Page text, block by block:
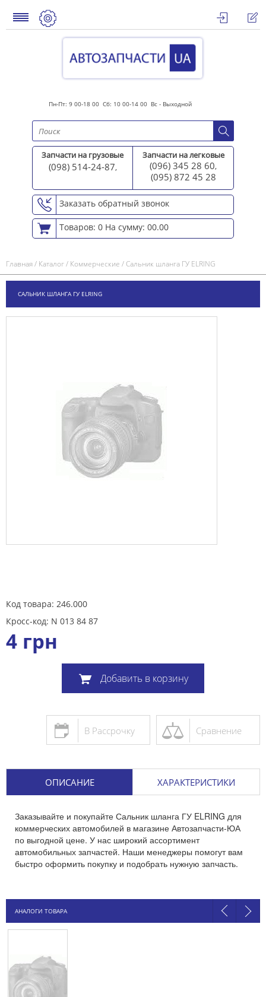
Пн-Пт: 9 00-18 00 Сб: 10 00-14 00 Вс - Выходной
Запчасти на грузовые
(098) 514-24-87,
Запчасти на легковые
(096) 345 28 60,
(095) 872 45 28
Заказать обратный звонок
Товаров: 0 На сумму: 00.00
Главная/ Каталог/ Коммерческие /Сальник шланга ГУ ELRING
САЛЬНИК ШЛАНГА ГУ ELRING
Код товара: 246.000
Кросс-код: N 013 84 87
4 грн
Добавить в корзину
Сравнение
В Рассрочку
ОПИСАНИЕ ХАРАКТЕРИСТИКИ
Заказывайте и покупайте Сальник шланга ГУ ELRING для
коммерческих автомобилей в магазине Автозапчасти-ЮА
по выгодной цене. У нас широкий ассортимент
автомобильных запчастей. Наши менеджеры помогут вам
быстро оформить покупку и подобрать нужную запчасть.
АНАЛОГИ ТОВАРА